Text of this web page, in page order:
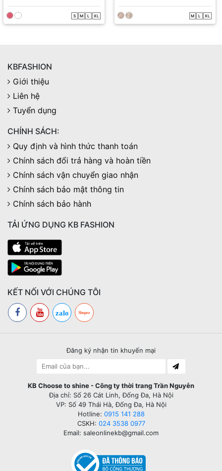
S M L XL M L XL
KBFASHION
Giới thiệu
Liên hệ
Tuyển dụng
CHÍNH SÁCH:
Quy định và hình thức thanh toán
Chính sách đổi trả hàng và hoàn tiền
Chính sách vận chuyển giao nhận
Chính sách bảo mật thông tin
Chính sách bảo hành
TẢI ỨNG DỤNG KB FASHION
KẾT NỐI VỚI CHÚNG TÔI
zalo Shopee
Đăng ký nhận tin khuyến mại
KB Choose to shine - Công ty thời trang Trần Nguyễn
Địa chỉ: Số 26 Cát Linh, Đống Đa, Hà Nội
VP: Số 49 Thái Hà, Đống Đa, Hà Nội
Hotline: 0915 141 288
CSKH: 024 3538 0977
Email: saleonlinekb@gmail.com